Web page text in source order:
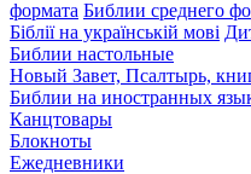
формата Библии среднего
Біблії на українській мові
Библии настольные
Новый Завет, Псалтырь,
Библии на иностранных
Канцтовары
Блокноты
Ежедневники